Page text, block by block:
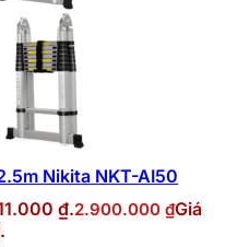
Nikita NKT-AI50
₫.2.900.000 ₫Giá